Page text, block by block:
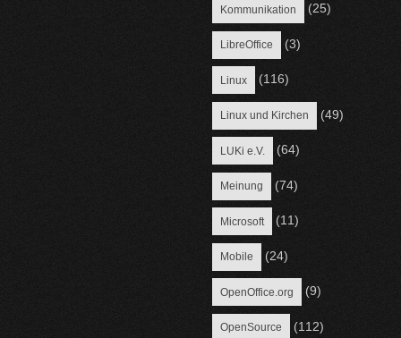
Kommunikation (25)
LibreOffice (3)
Linux (116)
Linux und Kirchen (49)
LUKi e.V. (64)
Meinung (74)
Microsoft (11)
Mobile (24)
OpenOffice.org (9)
OpenSource (112)